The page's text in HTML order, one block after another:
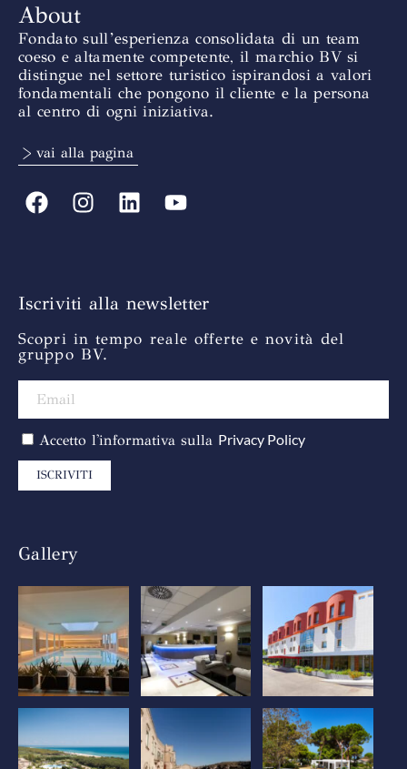
About
Fondato sull’esperienza consolidata di un team
coeso e altamente competente, il marchio BV si
distingue nel settore turistico ispirandosi a valori
fondamentali che pongono il cliente e la persona
al centro di ogni iniziativa.
> vai alla pagina
Iscriviti alla newsletter
Scopri in tempo reale offerte e novità del
gruppo BV.
Accetto l'informativa sulla Privacy Policy
ISCRIVITI
Gallery